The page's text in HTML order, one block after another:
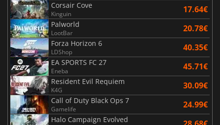
Corsair Cove
Kinguin 17.64€
Palworld
LootBar 20.78€
Forza Horizon 6
LDShop 40.35€
EA SPORTS FC 27
Eneba 45.71€
Resident Evil Requiem
K4G 30.09€
Call of Duty Black Ops 7
Gamelife 24.99€
Halo Campaign Evolved